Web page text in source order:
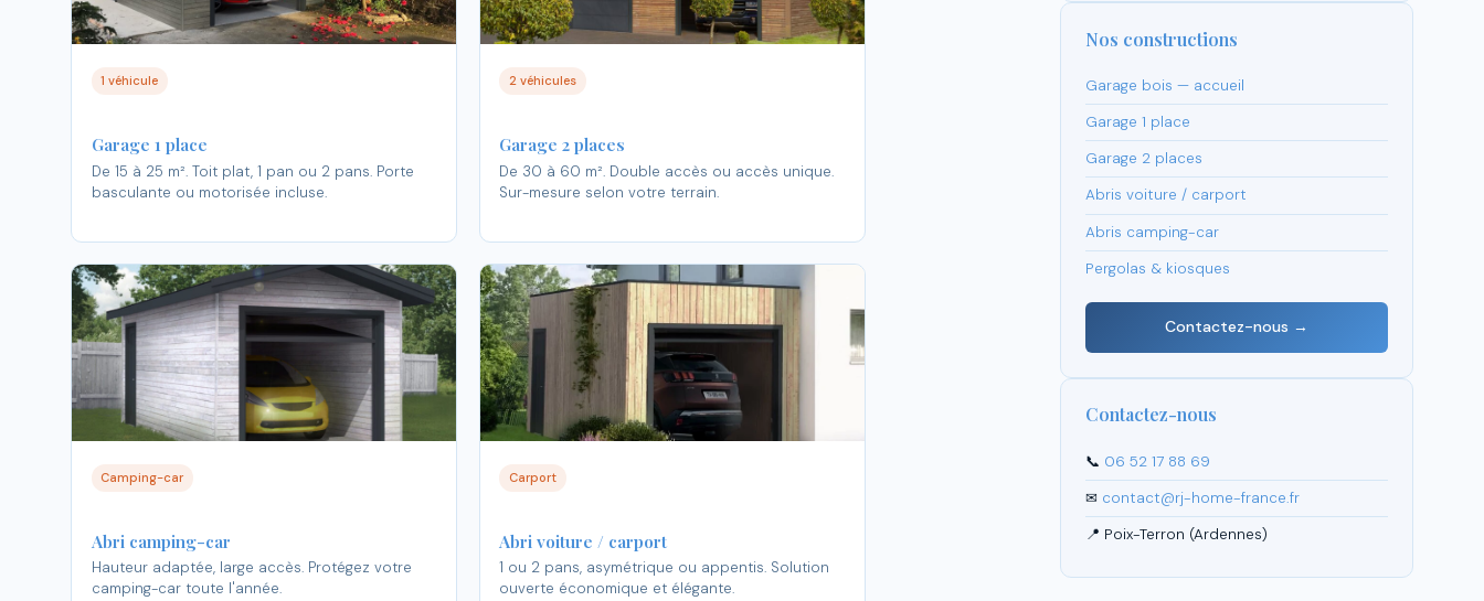
1 véhicule
Garage 1 place
De 15 à 25 m². Toit plat, 1 pan ou 2 pans. Porte
basculante ou motorisée incluse.
2 véhicules
Garage 2 places
De 30 à 60 m². Double accès ou accès unique.
Sur-mesure selon votre terrain.
Camping-car
Abri camping-car
Hauteur adaptée, large accès. Protégez votre
camping-car toute l'année.
Carport
Abri voiture / carport
1 ou 2 pans, asymétrique ou appentis. Solution
ouverte économique et élégante.
Nos constructions
Garage bois — accueil
Garage 1 place
Garage 2 places
Abris voiture / carport
Abris camping-car
Pergolas & kiosques
Contactez-nous →
Contactez-nous
📞 06 52 17 88 69
✉ contact@rj-home-france.fr
📍 Poix-Terron (Ardennes)